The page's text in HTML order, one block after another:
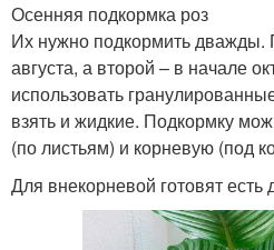
Осенняя подкормка роз
Их нужно подкормить дважды.
августа, а второй – в начале
использовать
взять и жидкие. Подкормку
(по листьям) и корневую (под
Для внекорневой готовят есть